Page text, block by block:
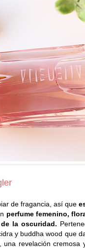
de fragancia, así que
perfume femenino,
la oscuridad.
y buddha wood que
una revelación